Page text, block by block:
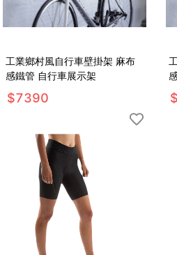
工業鄉村風自行車壁掛架 麻布
感鐵管 自行車展示架
$7390 $